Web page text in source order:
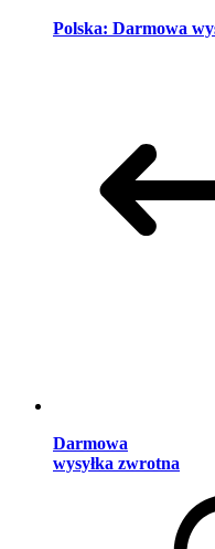
Polska: Darmowa
Darmowa
wysyłka zwrotna